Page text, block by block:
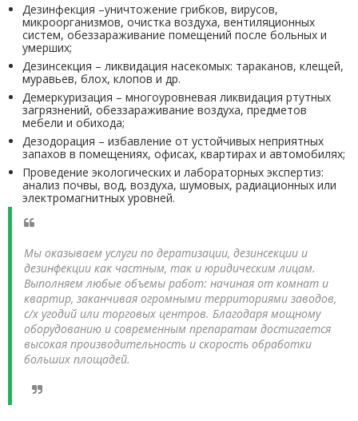
Дезинфекция –уничтожение грибков, вирусов,
микроорганизмов, очистка воздуха, вентиляционных
систем, обеззараживание помещений после больных и
умерших;
Дезинсекция – ликвидация насекомых: тараканов, клещей,
муравьев, блох, клопов и др.
Демеркуризация – многоуровневая ликвидация ртутных
загрязнений, обеззараживание воздуха, предметов
мебели и обихода;
Дезодорация – избавление от устойчивых неприятных
запахов в помещениях, офисах, квартирах и автомобилях;
Проведение экологических и лабораторных экспертиз:
анализ почвы, вод, воздуха, шумовых, радиационных или
электромагнитных уровней.
Мы оказываем услуги по дератизации, дезинсекции и
дезинфекции как частным, так и юридическим лицам.
Выполняем любые объемы работ: начиная от комнат и
квартир, заканчивая огромными территориями заводов,
с/х угодий или торговых центров. Благодаря мощному
оборудованию и современным препаратам достигается
высокая производительность и скорость обработки
больших площадей.